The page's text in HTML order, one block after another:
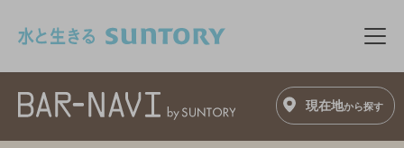
メ
現在地から探す